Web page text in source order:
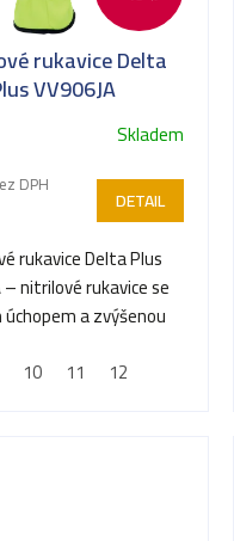
rukavice Delta
VV906JA
Skladem
DPH
DETAIL
rukavice Delta Plus
– nitrilové rukavice se
a zvýšenou
10 11 12